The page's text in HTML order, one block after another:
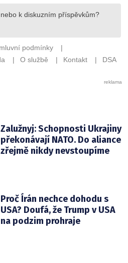
Zalužnyj: Schopnosti Ukrajiny
překonávají NATO. Do aliance
zřejmě nikdy nevstoupíme
Proč Írán nechce dohodu s
USA? Doufá, že Trump v USA
na podzim prohraje